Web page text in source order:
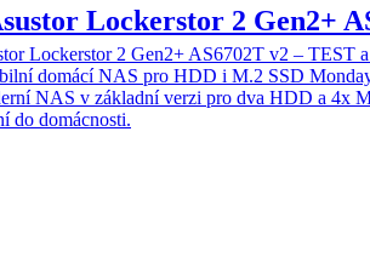
Lockerstor 2 Gen2+
Lockerstor 2 Gen2+ AS6702T v2 – TEST
domácí NAS pro HDD i M.2 SSD
NAS v základní verzi pro dva HDD a 4x
do domácnosti.